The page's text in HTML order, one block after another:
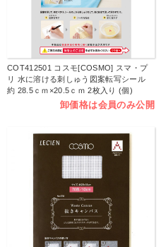
COT412501 コスモ[COSMO] スマ・プ
リ 水に溶ける刺しゅう図案転写シール
約 28.5ｃｍ×20.5ｃｍ 2枚入り (個)
卸価格は会員のみ公開